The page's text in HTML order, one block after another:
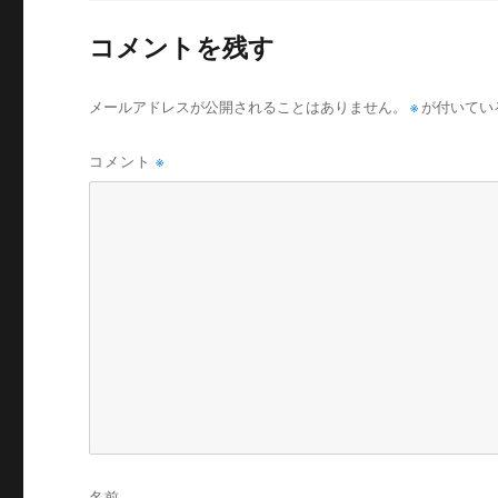
コメントを残す
メールアドレスが公開されることはありません。 ※ が付いて
コメント※